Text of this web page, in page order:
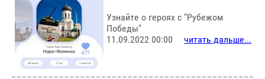
Узнайте о героях с "Рубежом
Победы"
11.09.2022 00:00
читать дальше...